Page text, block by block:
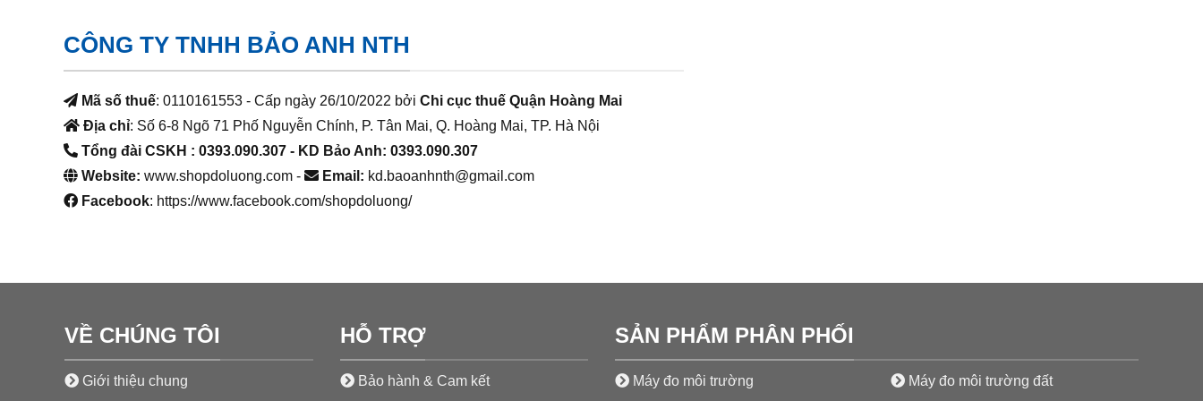
CÔNG TY TNHH BẢO ANH NTH
Mã số thuế: 0110161553 - Cấp ngày 26/10/2022 bởi Chi cục thuế Quận Hoàng Mai
Địa chỉ: Số 6-8 Ngõ 71 Phố Nguyễn Chính, P. Tân Mai, Q. Hoàng Mai, TP. Hà Nội
Tổng đài CSKH : 0393.090.307- KD Bảo Anh: 0393.090.307
Website: www.shopdoluong.com - Email: kd.baoanhnth@gmail.com
Facebook: https://www.facebook.com/shopdoluong/
VỀ CHÚNG TÔI
Giới thiệu chung
HỖ TRỢ
Bảo hành & Cam kết
SẢN PHẨM PHÂN PHỐI
Máy đo môi trường Máy đo môi trường đất